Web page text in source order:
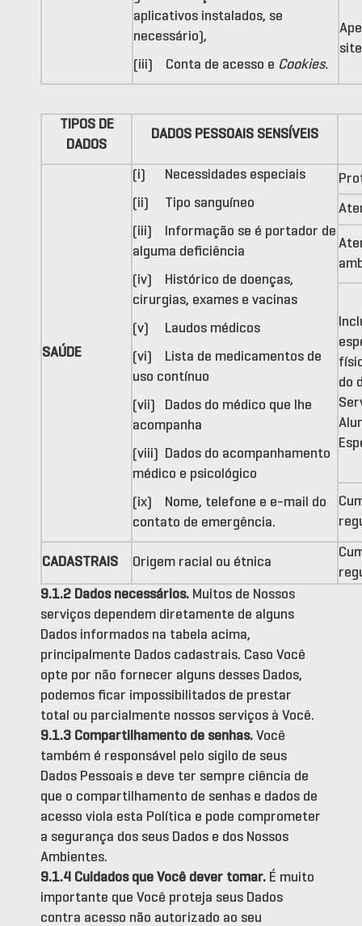
aplicativos instalados, se
necessário),
(iii) Conta de acesso e Cookies.
TIPOS DE
DADOS
DADOS PESSOAIS SENSÍVEIS
SAÚDE
(i) Necessidades especiais
(ii) Tipo sanguíneo
(iii) Informação se é portador de
alguma deficiência
(iv) Histórico de doenças,
cirurgias, exames e vacinas
(v) Laudos médicos
(vi) Lista de medicamentos de
uso contínuo
(vii) Dados do médico que lhe
acompanha
(viii) Dados do acompanhamento
médico e psicológico
(ix) Nome, telefone e e-mail do
contato de emergência.
do
CADASTRAIS Origem racial ou étnica
9.1.2 Dados necessários. Muitos de Nossos
serviços dependem diretamente de alguns
Dados informados na tabela acima,
principalmente Dados cadastrais. Caso Você
opte por não fornecer alguns desses Dados,
podemos ficar impossibilitados de prestar
total ou parcialmente nossos serviços à Você.
9.1.3 Compartilhamento de senhas. Você
também é responsável pelo sigilo de seus
Dados Pessoais e deve ter sempre ciência de
que o compartilhamento de senhas e dados de
acesso viola esta Política e pode comprometer
a segurança dos seus Dados e dos Nossos
Ambientes.
9.1.4 Cuidados que Você dever tomar. É muito
importante que Você proteja seus Dados
contra acesso não autorizado ao seu